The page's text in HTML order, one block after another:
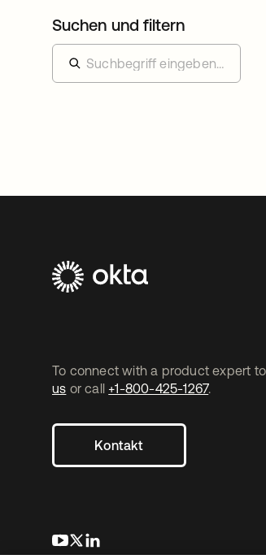
Suchen und filtern
To connect with a product expert
us or call +1-800-425-1267.
Kontakt
wird in einer neuen Registerkarte
wird in einer neuen